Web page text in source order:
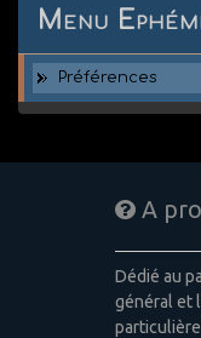
Menu
Préférences
A
Dédié au
général et